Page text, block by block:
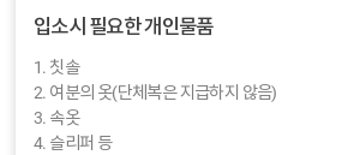
입소시 필요한 개인물품
1. 칫솔
2. 여분의 옷(단체복은 지급하지 않음)
3. 속옷
4. 슬리퍼 등